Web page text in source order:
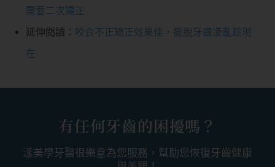
需要二次矯正
延伸閱讀： 咬合不正矯正效果佳，擺脫牙齒凌亂趁現
在
有任何牙齒的困擾嗎？
漾美學牙醫很樂意為您服務，幫助您恢復牙齒健康